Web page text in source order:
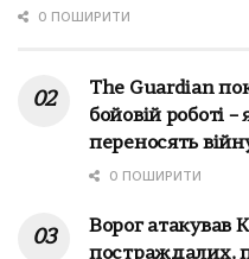
0 ПОШИРИТИ
The Guardian
бойовій роботі
переносять
0 ПОШИРИТИ
Ворог атакував
постраждалих,